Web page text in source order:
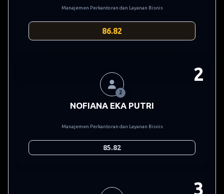
2
2
NOFIANA EKA PUTRI
Manajemen Perkantoran dan Layanan Bisnis
85.82
Manajemen Perkantoran dan Layanan Bisnis
86.82
3